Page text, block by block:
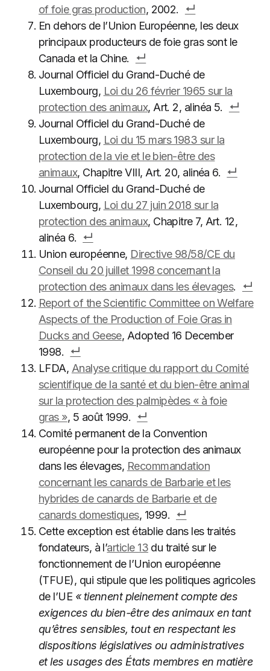
of foie gras production, 2002.
En dehors de l’Union Européenne, les deux
principaux producteurs de foie gras sont le
Canada et la Chine.
Journal Officiel du Grand-Duché de
Luxembourg, Loi du 26 février 1965 sur la
protection des animaux, Art. 2, alinéa 5.
Journal Officiel du Grand-Duché de
Luxembourg, Loi du 15 mars 1983 sur la
protection de la vie et le bien-être des
animaux, Chapitre VIII, Art. 20, alinéa 6.
Journal Officiel du Grand-Duché de
Luxembourg, Loi du 27 juin 2018 sur la
protection des animaux, Chapitre 7, Art. 12,
alinéa 6.
Union européenne, Directive 98/58/CE du
Conseil du 20 juillet 1998 concernant la
protection des animaux dans les élevages.
Report of the Scientific Committee on Welfare
Aspects of the Production of Foie Gras in
Ducks and Geese, Adopted 16 December
1998.
LFDA, Analyse critique du rapport du Comité
scientifique de la santé et du bien-être animal
sur la protection des palmipèdes « à foie
gras », 5 août 1999.
Comité permanent de la Convention
européenne pour la protection des animaux
dans les élevages, Recommandation
concernant les canards de Barbarie et les
hybrides de canards de Barbarie et de
canards domestiques, 1999.
Cette exception est établie dans les traités
fondateurs, à l’article 13du traité sur le
fonctionnement de l’Union européenne
(TFUE), qui stipule que les politiques agricoles
de l’UE « tiennent pleinement compte des
exigences du bien-être des animaux en tant
qu’êtres sensibles, tout en respectant les
dispositions législatives ou administratives
et les usages des États membres en matière